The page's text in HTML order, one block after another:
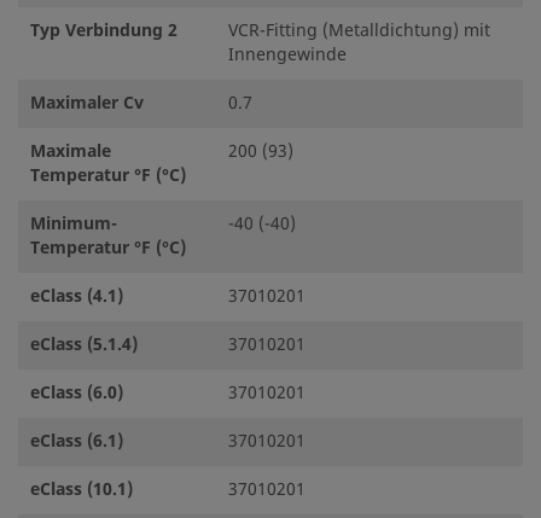
Typ Verbindung 2
VCR-Fitting (Metalldichtung) mit
Innengewinde
Maximaler Cv
0.7
Maximale
Temperatur °F (°C)
200 (93)
Minimum-
Temperatur °F (°C)
-40 (-40)
eClass (4.1)
37010201
eClass (5.1.4)
37010201
eClass (6.0)
37010201
eClass (6.1)
37010201
eClass (10.1)
37010201